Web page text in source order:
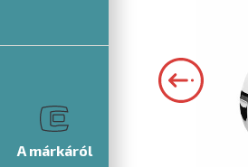
A márkáról